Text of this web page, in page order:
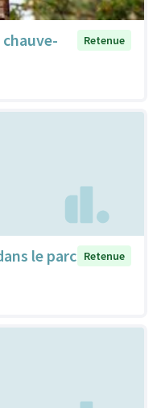
Retenue
le parc Retenue